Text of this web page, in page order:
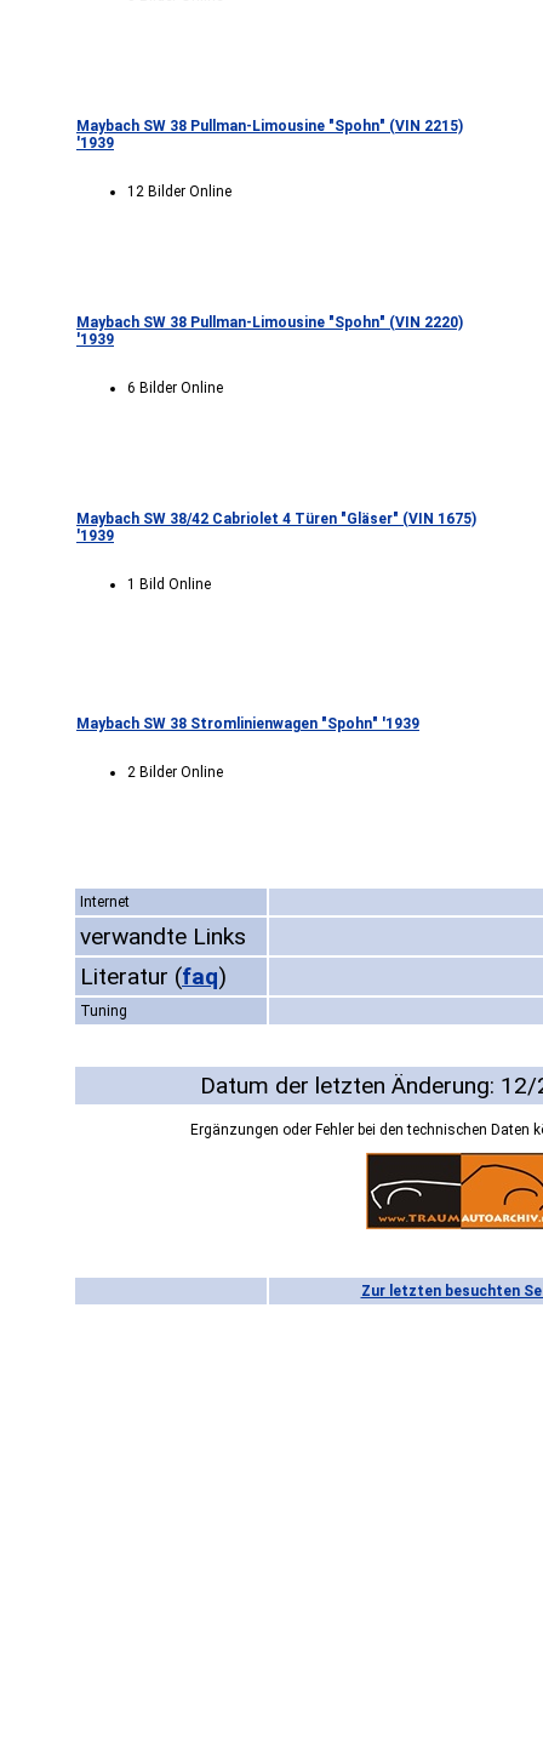
Maybach SW 38 Pullman-Limousine "Spohn" (VIN 2215)
'1939
12 Bilder Online
Maybach SW 38 Pullman-Limousine "Spohn" (VIN 2220)
'1939
6 Bilder Online
Maybach SW 38/42 Cabriolet 4 Türen "Gläser" (VIN 1675)
'1939
1 Bild Online
Maybach SW 38 Stromlinienwagen "Spohn" '1939
2 Bilder Online
Internet
verwandte Links
Literatur (faq)
Tuning
Datum der letzten Änderung:
Ergänzungen oder Fehler bei den technischen Daten
Zur letzten besuchten